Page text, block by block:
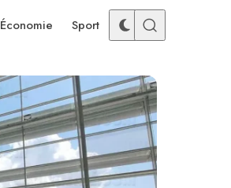
Économie Sport